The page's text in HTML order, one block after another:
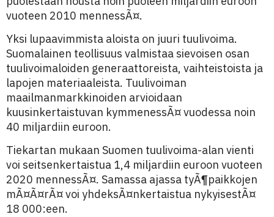
vuoteen 2010 mennessÃ¤.
Yksi lupaavimmista aloista on juuri tuulivoima.
Suomalainen teollisuus valmistaa sievoisen osan
tuulivoimaloiden generaattoreista, vaihteistoista ja
lapojen materiaaleista. Tuulivoiman
maailmanmarkkinoiden arvioidaan
kuusinkertaistuvan kymmenessÃ¤ vuodessa noin
40 miljardiin euroon.
Tiekartan mukaan Suomen tuulivoima-alan vienti
voi seitsenkertaistua 1,4 miljardiin euroon vuoteen
2020 mennessÃ¤. Samassa ajassa tyÃ¶paikkojen
mÃ¤Ã¤rÃ¤ voi yhdeksÃ¤nkertaistua nykyisestÃ¤
18 000:een.